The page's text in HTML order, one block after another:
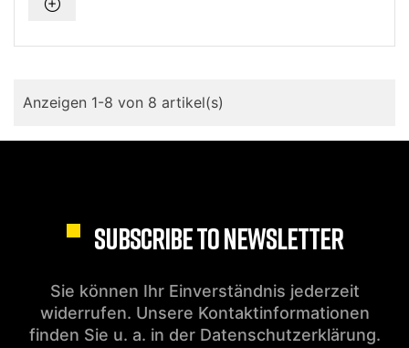
Anzeigen 1-8 von 8 artikel(s)
SUBSCRIBE TO NEWSLETTER
Sie können Ihr Einverständnis jederzeit
widerrufen. Unsere Kontaktinformationen
finden Sie u. a. in der Datenschutzerklärung.